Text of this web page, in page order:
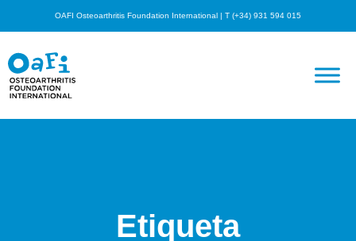
OAFI Osteoarthritis Foundation International | T (+34) 931 594 015
Etiqueta